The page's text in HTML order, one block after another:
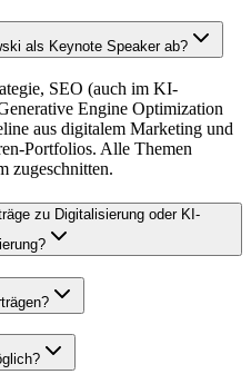
als Keynote Speaker ab?
SEO (auch im KI-
Engine Optimization
aus digitalem Marketing und
Portfolios. Alle Themen
zugeschnitten.
zu Digitalisierung oder KI-